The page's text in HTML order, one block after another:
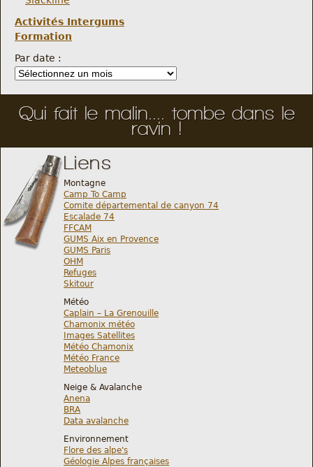
Activités Intergums
Formation
Par date :
Qui fait le malin.... tombe dans le
ravin !
Liens
Montagne
Camp To Camp
Comite départemental de canyon 74
Escalade 74
FFCAM
GUMS Aix en Provence
GUMS Paris
OHM
Refuges
Skitour
Météo
Caplain – La Grenouille
Chamonix météo
Images Satellites
Météo Chamonix
Météo France
Meteoblue
Neige & Avalanche
Anena
BRA
Data avalanche
Environnement
Flore des alpe's
Géologie Alpes françaises